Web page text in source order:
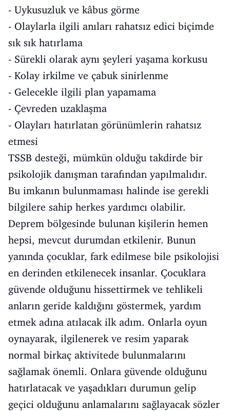
- Uykusuzluk ve kâbus görme
- Olaylarla ilgili anıları rahatsız edici biçimde
sık sık hatırlama
- Sürekli olarak aynı şeyleri yaşama korkusu
- Kolay irkilme ve çabuk sinirlenme
- Gelecekle ilgili plan yapamama
- Çevreden uzaklaşma
- Olayları hatırlatan görünümlerin rahatsız
etmesi
TSSB desteği, mümkün olduğu takdirde bir
psikolojik danışman tarafından yapılmalıdır.
Bu imkanın bulunmaması halinde ise gerekli
bilgilere sahip herkes yardımcı olabilir.
Deprem bölgesinde bulunan kişilerin hemen
hepsi, mevcut durumdan etkilenir. Bunun
yanında çocuklar, fark edilmese bile psikolojisi
en derinden etkilenecek insanlar. Çocuklara
güvende olduğunu hissettirmek ve tehlikeli
anların geride kaldığını göstermek, yardım
etmek adına atılacak ilk adım. Onlarla oyun
oynayarak, ilgilenerek ve resim yaparak
normal birkaç aktivitede bulunmalarını
sağlamak önemli. Onlara güvende olduğunu
hatırlatacak ve yaşadıkları durumun gelip
geçici olduğunu anlamalarını sağlayacak sözler